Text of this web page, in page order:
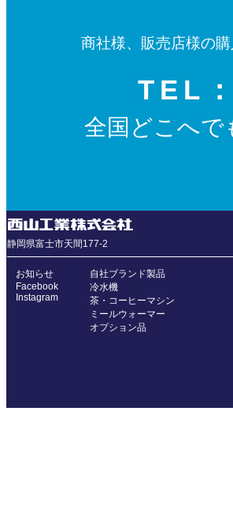
商社様、販売店様の
TEL
全国どこへで
静岡県富士市天間177-2
お知らせ
Facebook
Instagram
自社ブランド製品
冷水機
茶・コーヒーマシン
ミールウォーマー
オプション品